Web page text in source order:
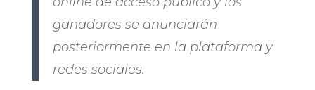
ganadores se anunciarán
posteriormente en la plataforma y
redes sociales.